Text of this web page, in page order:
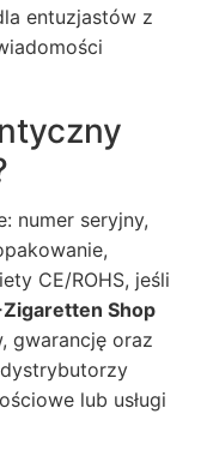
entuzjastów z
numer seryjny,
CE/ROHS, jeśli
Zigaretten Shop
gwarancję oraz
lub usługi